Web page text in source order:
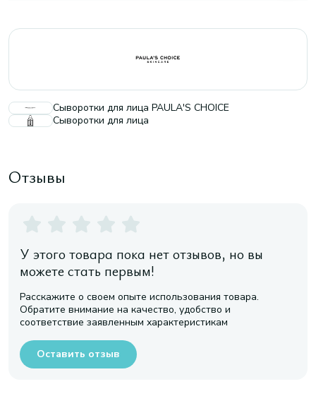
Сыворотки для лица PAULA'S CHOICE
Сыворотки для лица
Отзывы
У этого товара пока нет отзывов, но вы
можете стать первым!
Расскажите о своем опыте использования товара.
Обратите внимание на качество, удобство и
соответствие заявленным характеристикам
Оставить отзыв